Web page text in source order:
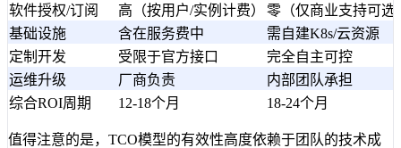
软件授权/订阅
高（按用户/实例计费）
零（仅商业支持可选
基础设施
含在服务费中
需自建K8s/云资源
定制开发
受限于官方接口
完全自主可控
运维升级
厂商负责
内部团队承担
综合ROI周期
12-18个月 18-24个月
值得注意的是，TCO模型的有效性高度依赖于团队的技术成